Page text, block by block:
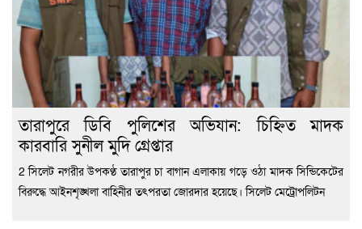
তারাপুরে ডিবি পুলিশের অভিযান: চিহ্নিত মাদক
কারবারি সুনীল মুদি গ্রেপ্তার
2 সিলেট নগরীর উপকণ্ঠ তারাপুর চা বাগান এলাকায় গড়ে ওঠা মাদক সিন্ডিকেটের
বিরুদ্ধে আইনশৃঙ্খলা বাহিনীর তৎপরতা জোরদার হয়েছে। সিলেট মেট্রোপলিটন